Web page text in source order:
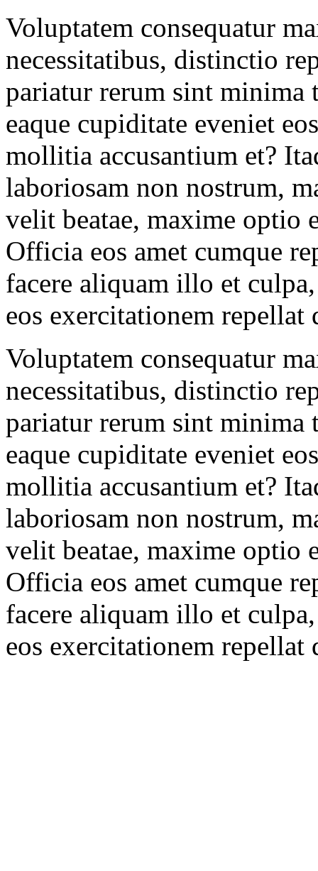
Voluptatem consequatur
necessitatibus, distinctio
pariatur rerum sint minima
eaque cupiditate eveniet
mollitia accusantium et?
laboriosam non nostrum,
velit beatae, maxime optio
Officia eos amet cumque
facere aliquam illo et
eos exercitationem repellat
Voluptatem consequatur
necessitatibus, distinctio
pariatur rerum sint minima
eaque cupiditate eveniet
mollitia accusantium et?
laboriosam non nostrum,
velit beatae, maxime optio
Officia eos amet cumque
facere aliquam illo et
eos exercitationem repellat